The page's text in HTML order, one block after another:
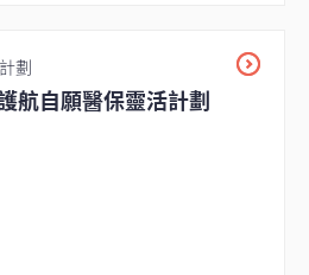
劃
航自願醫保靈活計劃